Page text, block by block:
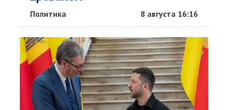
Политика 8 августа 16:16